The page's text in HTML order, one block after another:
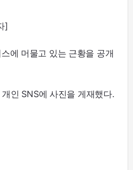
]
에 머물고 있는 근황을 공개
인 SNS에 사진을 게재했다.